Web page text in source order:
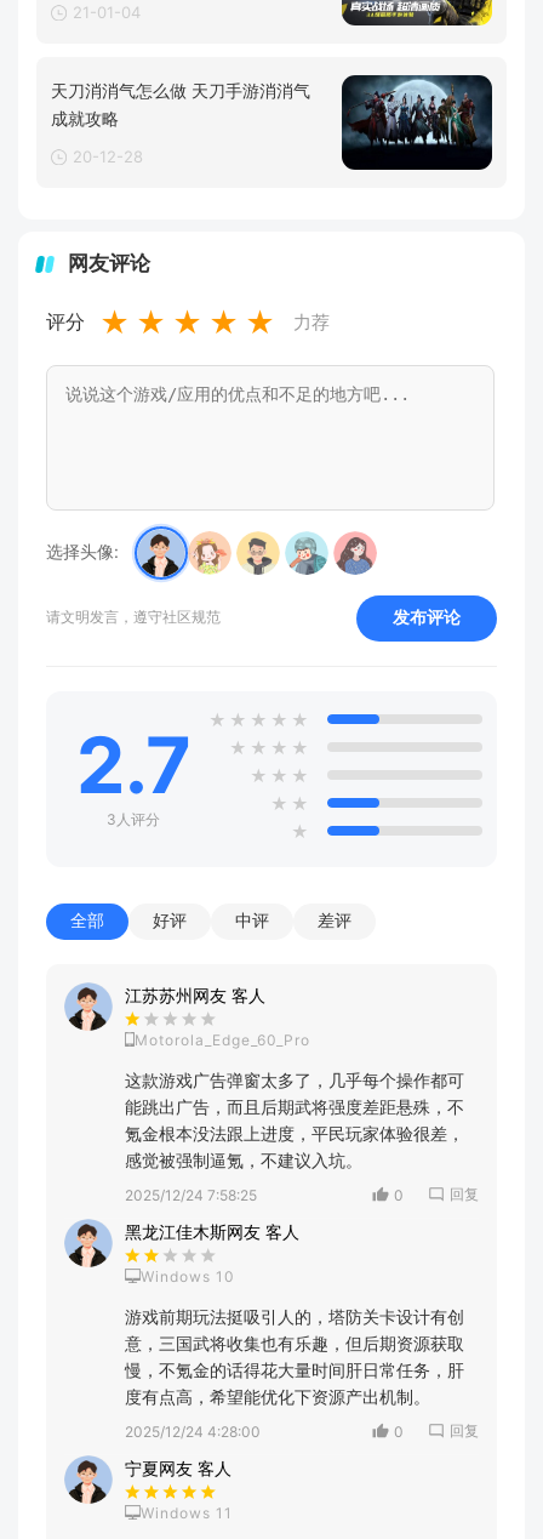
21-01-04
天刀消消气怎么做 天刀手游消消气
成就攻略
20-12-28
网友评论
评分 ★ ★ ★ ★ ★ 力荐
选择头像:
请文明发言，遵守社区规范 发布评论
2.7
3人评分
★ ★ ★ ★ ★
★ ★ ★ ★
★ ★ ★
★ ★
★
全部 好评 中评 差评
江苏苏州网友 客人
Motorola_Edge_60_Pro
这款游戏广告弹窗太多了，几乎每个操作都可
能跳出广告，而且后期武将强度差距悬殊，不
氪金根本没法跟上进度，平民玩家体验很差，
感觉被强制逼氪，不建议入坑。
2025/12/24 7:58:25 0 回复
黑龙江佳木斯网友 客人
Windows 10
游戏前期玩法挺吸引人的，塔防关卡设计有创
意，三国武将收集也有乐趣，但后期资源获取
慢，不氪金的话得花大量时间肝日常任务，肝
度有点高，希望能优化下资源产出机制。
2025/12/24 4:28:00 0 回复
宁夏网友 客人
Windows 11